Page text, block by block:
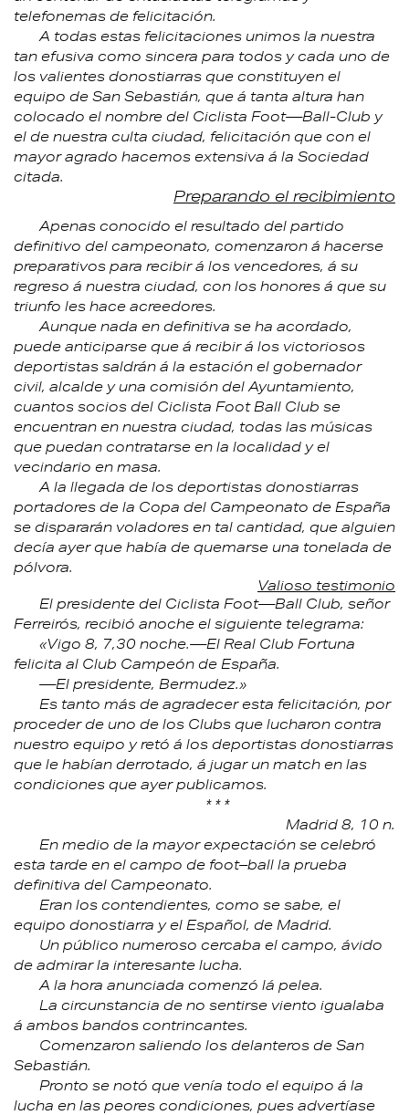
telefonemas de felicitación.
A todas estas felicitaciones unimos la nuestra
tan efusiva como sincera para todos y cada uno de
los valientes donostiarras que constituyen el
equipo de San Sebastián, que á tanta altura han
colocado el nombre del Ciclista Foot—Ball-Club y
el de nuestra culta ciudad, felicitación que con el
mayor agrado hacemos extensiva á la Sociedad
citada.
Preparando el recibimiento
Apenas conocido el resultado del partido
definitivo del campeonato, comenzaron á hacerse
preparativos para recibir á los vencedores, á su
regreso á nuestra ciudad, con los honores á que su
triunfo les hace acreedores.
Aunque nada en definitiva se ha acordado,
puede anticiparse que á recibir á los victoriosos
deportistas saldrán á la estación el gobernador
civil, alcalde y una comisión del Ayuntamiento,
cuantos socios del Ciclista Foot Ball Club se
encuentran en nuestra ciudad, todas las músicas
que puedan contratarse en la localidad y el
vecindario en masa.
A la llegada de los deportistas donostiarras
portadores de la Copa del Campeonato de España
se dispararán voladores en tal cantidad, que alguien
decía ayer que había de quemarse una tonelada de
pólvora.
Valioso testimonio
El presidente del Ciclista Foot—Ball Club, señor
Ferreirós, recibió anoche el siguiente telegrama:
«Vigo 8, 7,30 noche.—El Real Club Fortuna
felicita al Club Campeón de España.
—El presidente, Bermudez.»
Es tanto más de agradecer esta felicitación, por
proceder de uno de los Clubs que lucharon contra
nuestro equipo y retó á los deportistas donostiarras
que le habían derrotado, á jugar un match en las
condiciones que ayer publicamos.
* * *
Madrid 8, 10 n.
En medio de la mayor expectación se celebró
esta tarde en el campo de foot–ball la prueba
definitiva del Campeonato.
Eran los contendientes, como se sabe, el
equipo donostiarra y el Español, de Madrid.
Un público numeroso cercaba el campo, ávido
de admirar la interesante lucha.
A la hora anunciada comenzó lá pelea.
La circunstancia de no sentirse viento igualaba
á ambos bandos contrincantes.
Comenzaron saliendo los delanteros de San
Sebastián.
Pronto se notó que venía todo el equipo á la
lucha en las peores condiciones, pues advertíase